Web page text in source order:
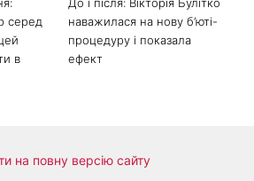
серед
в
наважилася на нову б’юті-
процедуру і показала
ефект
на повну версію сайту